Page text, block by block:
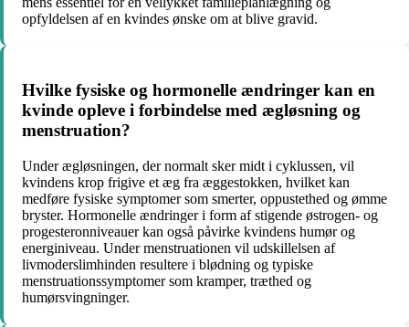
opfyldelsen af en kvindes ønske om at blive gravid.
Hvilke fysiske og hormonelle ændringer kan en
kvinde opleve i forbindelse med ægløsning og
menstruation?
Under ægløsningen, der normalt sker midt i cyklussen, vil
kvindens krop frigive et æg fra æggestokken, hvilket kan
medføre fysiske symptomer som smerter, oppustethed og ømme
bryster. Hormonelle ændringer i form af stigende østrogen- og
progesteronniveauer kan også påvirke kvindens humør og
energiniveau. Under menstruationen vil udskillelsen af
livmoderslimhinden resultere i blødning og typiske
menstruationssymptomer som kramper, træthed og
humørsvingninger.